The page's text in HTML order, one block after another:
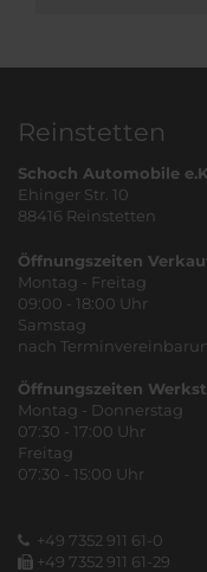
Reinstetten
Schoch Automobile
Ehinger Str. 10
88416 Reinstetten
Öffnungszeiten
Montag - Freitag
09:00 - 18:00 Uhr
Samstag
nach
Öffnungszeiten
Montag - Donnerstag
07:30 - 17:00 Uhr
Freitag
07:30 - 15:00 Uhr
+49 7352 911 61-0
+49 7352 911 61-29